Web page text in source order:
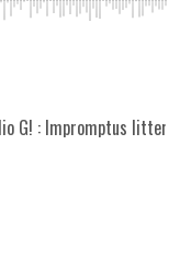
G! : Impromptus